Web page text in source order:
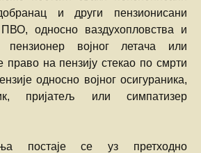
и други пензионисани
односно ваздухопловства и
војног летача или
право на пензију стекао по смрти
односно војног осигураника,
пријатељ или симпатизер
постаје се уз претходно